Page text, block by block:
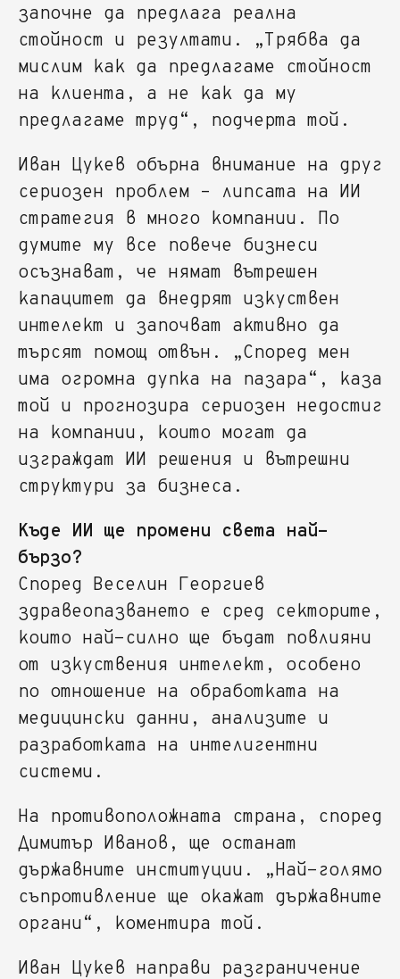
започне да предлага реална
стойност и резултати. „Трябва да
мислим как да предлагаме стойност
на клиента, а не как да му
предлагаме труд“, подчерта той.
Иван Цукев обърна внимание на друг
сериозен проблем – липсата на ИИ
стратегия в много компании. По
думите му все повече бизнеси
осъзнават, че нямат вътрешен
капацитет да внедрят изкуствен
интелект и започват активно да
търсят помощ отвън. „Според мен
има огромна дупка на пазара“, каза
той и прогнозира сериозен недостиг
на компании, които могат да
изграждат ИИ решения и вътрешни
структури за бизнеса.
Къде ИИ ще промени света най-
бързо?
Според Веселин Георгиев
здравеопазването е сред секторите,
които най-силно ще бъдат повлияни
от изкуствения интелект, особено
по отношение на обработката на
медицински данни, анализите и
разработката на интелигентни
системи.
На противоположната страна, според
Димитър Иванов, ще останат
държавните институции. „Най-голямо
съпротивление ще окажат държавните
органи“, коментира той.
Иван Цукев направи разграничение